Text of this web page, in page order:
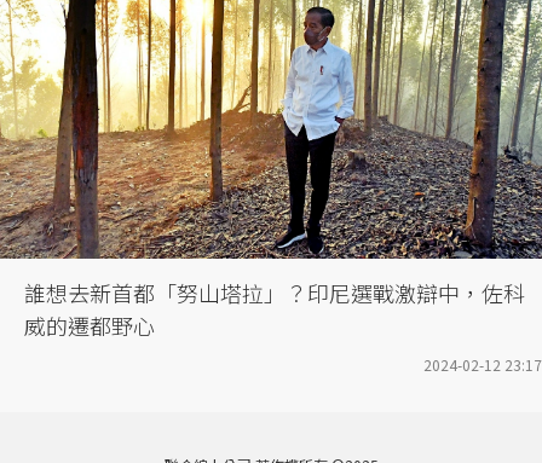
誰想去新首都「努山塔拉」？印尼選戰激辯中，佐科
威的遷都野心
2024-02-12 23:17